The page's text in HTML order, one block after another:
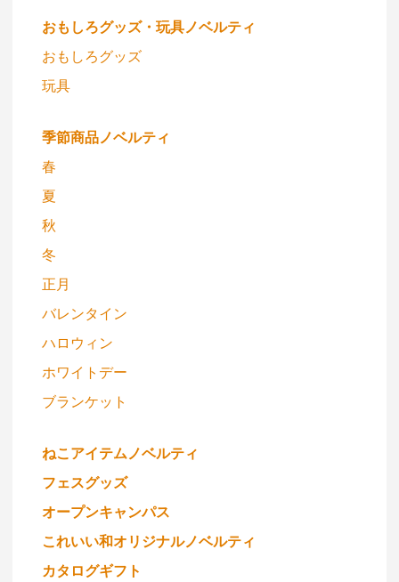
おもしろグッズ・玩具ノベルティ
おもしろグッズ
玩具
季節商品ノベルティ
春
夏
秋
冬
正月
バレンタイン
ハロウィン
ホワイトデー
ブランケット
ねこアイテムノベルティ
フェスグッズ
オープンキャンパス
これいい和オリジナルノベルティ
カタログギフト